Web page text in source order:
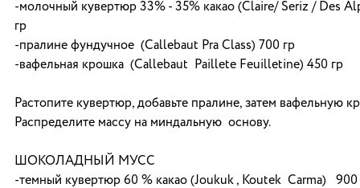
-молочный кувертюр 33% - 35% какао (Claire/ Seriz / Des
гр
-пралине фундучное (Callebaut Pra Class) 700 гр
-вафельная крошка (Callebaut Paillete Feuilletine) 450 гр
Растопите кувертюр, добавьте пралине, затем вафельную
Распределите массу на миндальную основу.
ШОКОЛАДНЫЙ МУСС
-темный кувертюр 60 % какао (Joukuk , Koutek Carma) 900